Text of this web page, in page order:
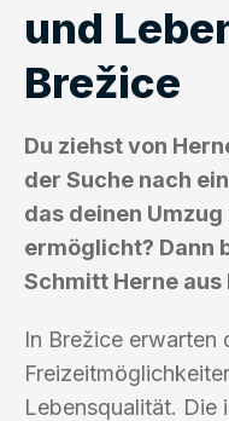
und
Brežice
Du ziehst von
der Suche nach
das deinen
ermöglicht? Dann
Schmitt Herne
In Brežice erwarten
Lebensqualität. Die